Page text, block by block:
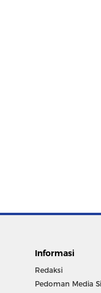
Informasi
Redaksi
Pedoman Media